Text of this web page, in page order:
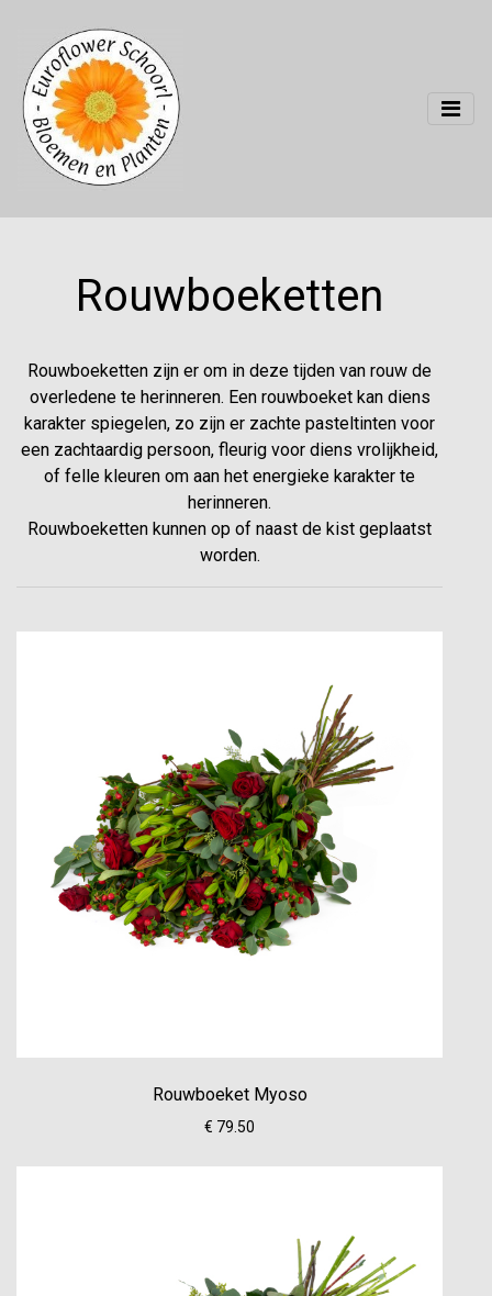
Rouwboeketten
Rouwboeketten zijn er om in deze tijden van rouw de
overledene te herinneren. Een rouwboeket kan diens
karakter spiegelen, zo zijn er zachte pasteltinten voor
een zachtaardig persoon, fleurig voor diens vrolijkheid,
of felle kleuren om aan het energieke karakter te
herinneren.
Rouwboeketten kunnen op of naast de kist geplaatst
worden.
Rouwboeket Myoso
€ 79.50